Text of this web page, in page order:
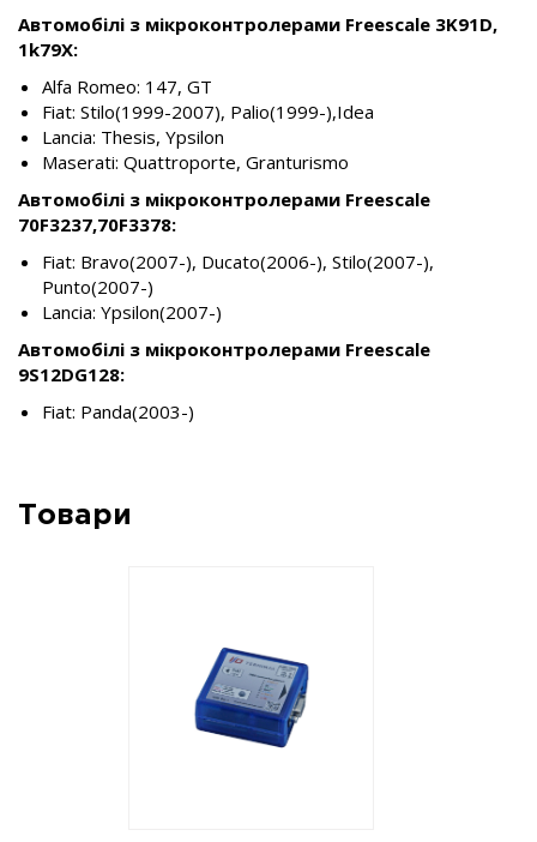
Автомобілі з мікроконтролерами Freescale 3K91D,
1k79X:
Alfa Romeo: 147, GT
Fiat: Stilo(1999-2007), Palio(1999-),Idea
Lancia: Thesis, Ypsilon
Maserati: Quattroporte, Granturismo
Автомобілі з мікроконтролерами Freescale
70F3237,70F3378:
Fiat: Bravo(2007-), Ducato(2006-), Stilo(2007-),
Punto(2007-)
Lancia: Ypsilon(2007-)
Автомобілі з мікроконтролерами Freescale
9S12DG128:
Fiat: Panda(2003-)
Товари